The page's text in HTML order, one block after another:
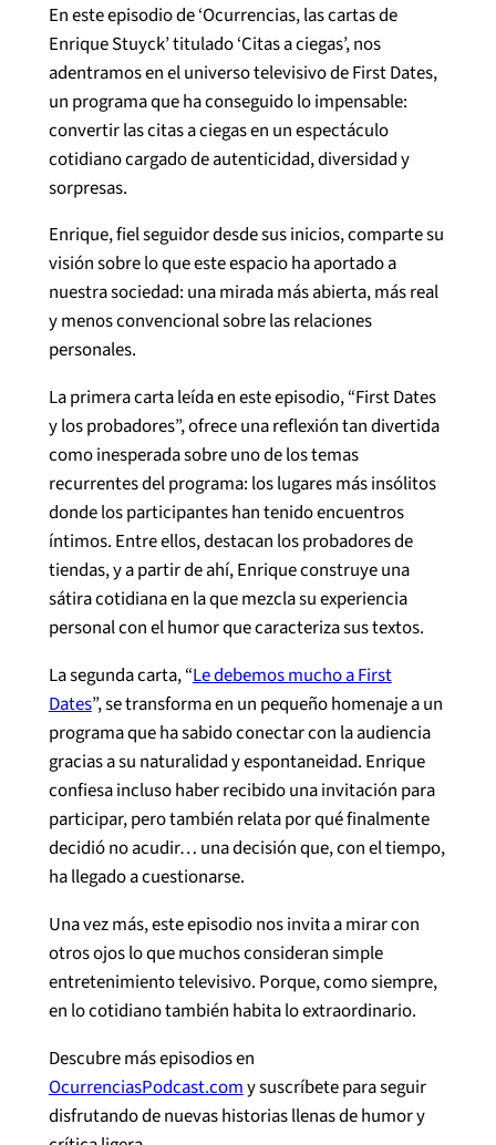
En este episodio de ‘Ocurrencias, las cartas de
Enrique Stuyck’ titulado ‘Citas a ciegas’, nos
adentramos en el universo televisivo de First Dates,
un programa que ha conseguido lo impensable:
convertir las citas a ciegas en un espectáculo
cotidiano cargado de autenticidad, diversidad y
sorpresas.
Enrique, fiel seguidor desde sus inicios, comparte su
visión sobre lo que este espacio ha aportado a
nuestra sociedad: una mirada más abierta, más real
y menos convencional sobre las relaciones
personales.
La primera carta leída en este episodio, “First Dates
y los probadores”, ofrece una reflexión tan divertida
como inesperada sobre uno de los temas
recurrentes del programa: los lugares más insólitos
donde los participantes han tenido encuentros
íntimos. Entre ellos, destacan los probadores de
tiendas, y a partir de ahí, Enrique construye una
sátira cotidiana en la que mezcla su experiencia
personal con el humor que caracteriza sus textos.
La segunda carta, “Le debemos mucho a First
Dates”, se transforma en un pequeño homenaje a un
programa que ha sabido conectar con la audiencia
gracias a su naturalidad y espontaneidad. Enrique
confiesa incluso haber recibido una invitación para
participar, pero también relata por qué finalmente
decidió no acudir… una decisión que, con el tiempo,
ha llegado a cuestionarse.
Una vez más, este episodio nos invita a mirar con
otros ojos lo que muchos consideran simple
entretenimiento televisivo. Porque, como siempre,
en lo cotidiano también habita lo extraordinario.
Descubre más episodios en
OcurrenciasPodcast.comy suscríbete para seguir
disfrutando de nuevas historias llenas de humor y